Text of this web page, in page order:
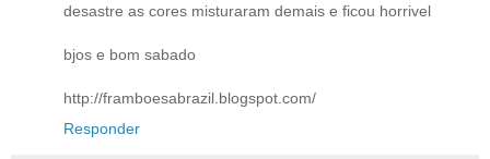
desastre as cores misturaram demais e ficou horrivel
bjos e bom sabado
http://framboesabrazil.blogspot.com/
Responder